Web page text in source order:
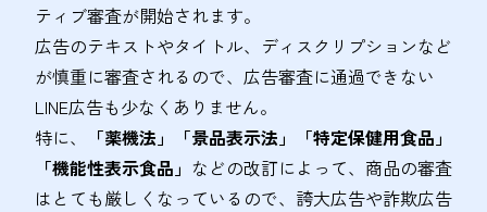
ティブ審査が開始されます。
広告のテキストやタイトル、ディスクリプションなど
が慎重に審査されるので、広告審査に通過できない
LINE広告も少なくありません。
特に、
「薬機法」「景品表示法」「特定保健用食品」
「機能性表示食品」 などの改訂によって、商品の審査
はとても厳しくなっているので、誇大広告や詐欺広告